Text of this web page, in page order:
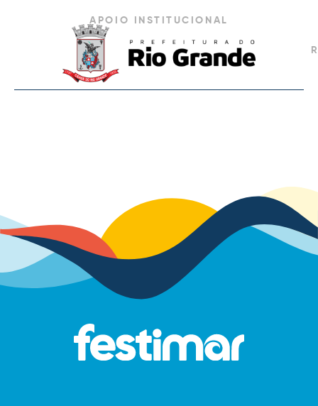
APOIO INSTITUCIONAL